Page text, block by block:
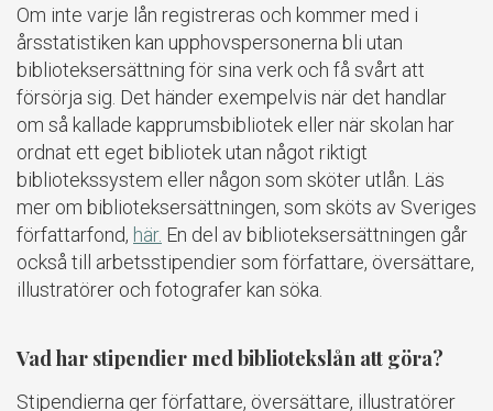
Om inte varje lån registreras och kommer med i
årsstatistiken kan upphovspersonerna bli utan
biblioteksersättning för sina verk och få svårt att
försörja sig. Det händer exempelvis när det handlar
om så kallade kapprumsbibliotek eller när skolan har
ordnat ett eget bibliotek utan något riktigt
bibliotekssystem eller någon som sköter utlån. Läs
mer om biblioteksersättningen, som sköts av Sveriges
författarfond, här. En del av biblioteksersättningen går
också till arbetsstipendier som författare, översättare,
illustratörer och fotografer kan söka.
Vad har stipendier med bibliotekslån att göra?
Stipendierna ger författare, översättare, illustratörer